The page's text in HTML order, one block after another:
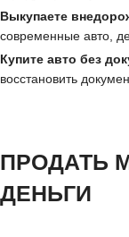
Выкупаете
современные авто,
Купите авто без
восстановить
ПРОДАТЬ
ДЕНЬГИ